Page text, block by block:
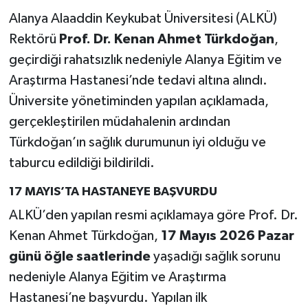
Alanya Alaaddin Keykubat Üniversitesi (ALKÜ)
Rektörü Prof. Dr. Kenan Ahmet Türkdoğan,
geçirdiği rahatsızlık nedeniyle Alanya Eğitim ve
Araştırma Hastanesi’nde tedavi altına alındı.
Üniversite yönetiminden yapılan açıklamada,
gerçekleştirilen müdahalenin ardından
Türkdoğan’ın sağlık durumunun iyi olduğu ve
taburcu edildiği bildirildi.
17 MAYIS’TA HASTANEYE BAŞVURDU
ALKÜ’den yapılan resmi açıklamaya göre Prof. Dr.
Kenan Ahmet Türkdoğan, 17 Mayıs 2026 Pazar
günü öğle saatlerindeyaşadığı sağlık sorunu
nedeniyle Alanya Eğitim ve Araştırma
Hastanesi’ne başvurdu. Yapılan ilk